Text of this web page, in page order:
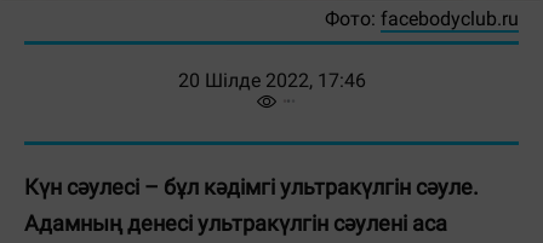
Фото: facebodyclub.ru
20 Шілде 2022, 17:46
Күн сәулесі – бұл кәдімгі ультракүлгін сәуле.
Адамның денесі ультракүлгін сәулені аса